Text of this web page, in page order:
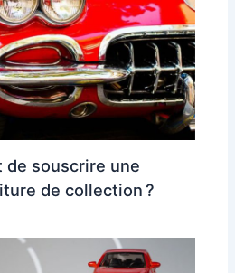
de souscrire une
de collection ?